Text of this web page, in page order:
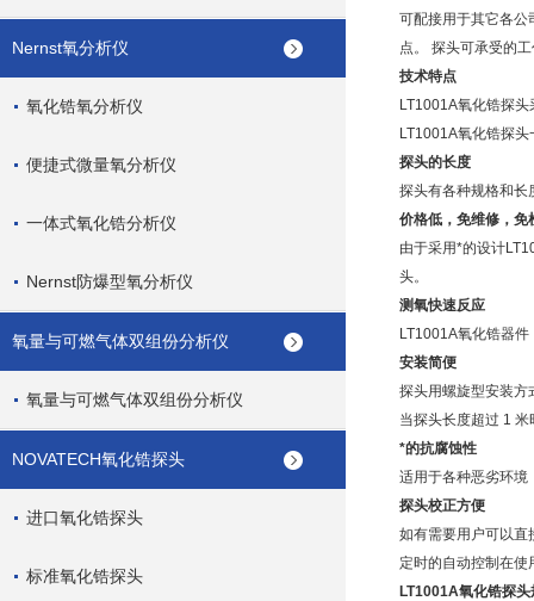
Nernst氧分析仪
氧化锆氧分析仪
便捷式微量氧分析仪
一体式氧化锆分析仪
Nernst防爆型氧分析仪
氧量与可燃气体双组份分析仪
氧量与可燃气体双组份分析仪
NOVATECH氧化锆探头
进口氧化锆探头
标准氧化锆探头
可配接用于其它各公
点。 探头可承受的
技术特点
LT1001A氧化锆探头
LT1001A氧化锆探头
探头的长度
探头有各种规格和长
价格低，免维修，免
由于采用*的设计
头。
测氧快速反应
LT1001A氧化锆器件
安装简便
探头用螺旋型安装方
当探头长度超过 1
*的抗腐蚀性
适用于各种恶劣环境
探头校正方便
如有需要用户可以直
定时的自动控制在
LT1001A氧化锆探头